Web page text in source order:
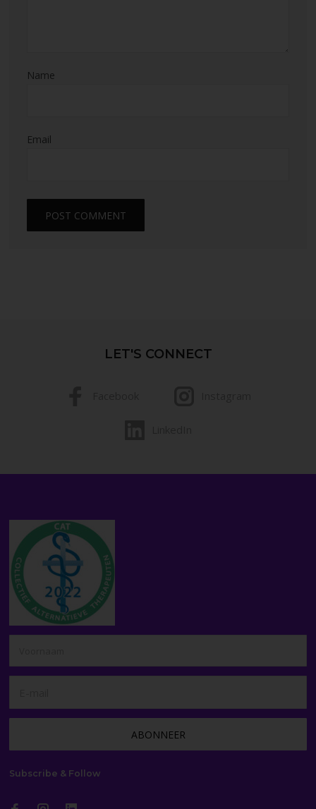
Name
Email
LET'S CONNECT
Subscribe & Follow